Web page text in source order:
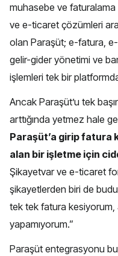
muhasebe ve faturalama
ve e-ticaret çözümleri
olan Paraşüt; e-fatura,
gelir-gider yönetimi ve
işlemleri tek bir
Ancak Paraşüt’u tek
arttığında yetmez hale
Paraşüt’a girip fatura
alan bir işletme için
Şikayetvar ve e-ticaret
şikayetlerden biri de
tek tek fatura
yapamıyorum.”
Paraşüt entegrasyonu